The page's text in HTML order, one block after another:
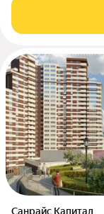
Санрайс Капитал